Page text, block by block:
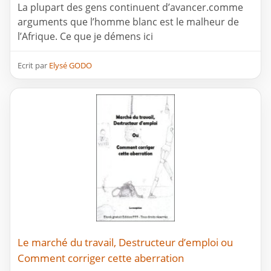
La plupart des gens continuent d’avancer.comme
arguments que l’homme blanc est le malheur de
l’Afrique. Ce que je démens ici
Ecrit par Elysé GODO
Le marché du travail, Destructeur d’emploi ou
Comment corriger cette aberration